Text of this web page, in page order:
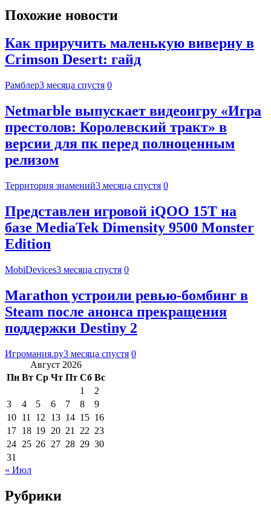
Похожие новости
Как приручить маленькую виверну в
Crimson Desert: гайд
Рамблер3 месяца спустя 0
Netmarble выпускает видеоигру «Игра
престолов: Королевский тракт» в
версии для пк перед полноценным
релизом
Территория знамений3 месяца спустя 0
Представлен игровой iQOO 15T на
базе MediaTek Dimensity 9500 Monster
Edition
MobiDevices3 месяца спустя 0
Marathon устроили ревью-бомбинг в
Steam после анонса прекращения
поддержки Destiny 2
Игромания.ру3 месяца спустя 0
Август 2026
Пн Вт Ср Чт Пт Сб Вс
1
2
3
4 5 6 7 8
9
10 11 12 13 14 15 16
17 18 19 20 21 22 23
24 25 26 27 28 29 30
31
« Июл
Рубрики